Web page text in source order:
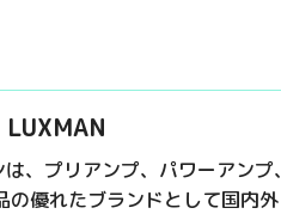
、プリアンプ、パワーアンプ、
の優れたブランドとして国内外